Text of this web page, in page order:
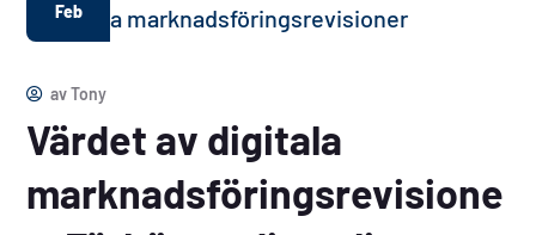
Feb
avTony
Värdet av digitala
marknadsföringsrevisione